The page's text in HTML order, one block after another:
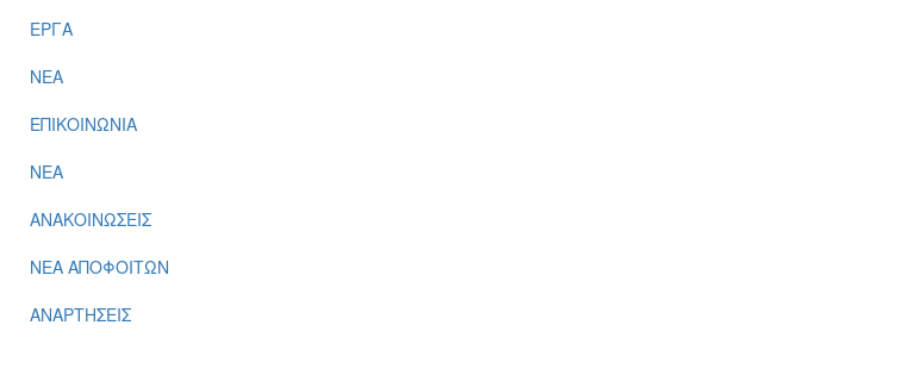
ΕΡΓΑ
ΝΕΑ
ΕΠΙΚΟΙΝΩΝΙΑ
ΝΕΑ
ΑΝΑΚΟΙΝΩΣΕΙΣ
ΝΕΑ ΑΠΟΦΟΙΤΩΝ
ΑΝΑΡΤΗΣΕΙΣ